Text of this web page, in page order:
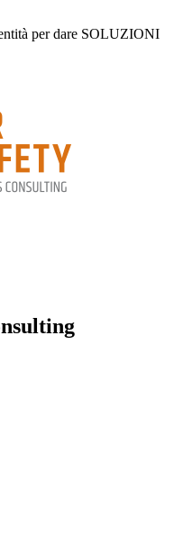
per dare SOLUZIONI